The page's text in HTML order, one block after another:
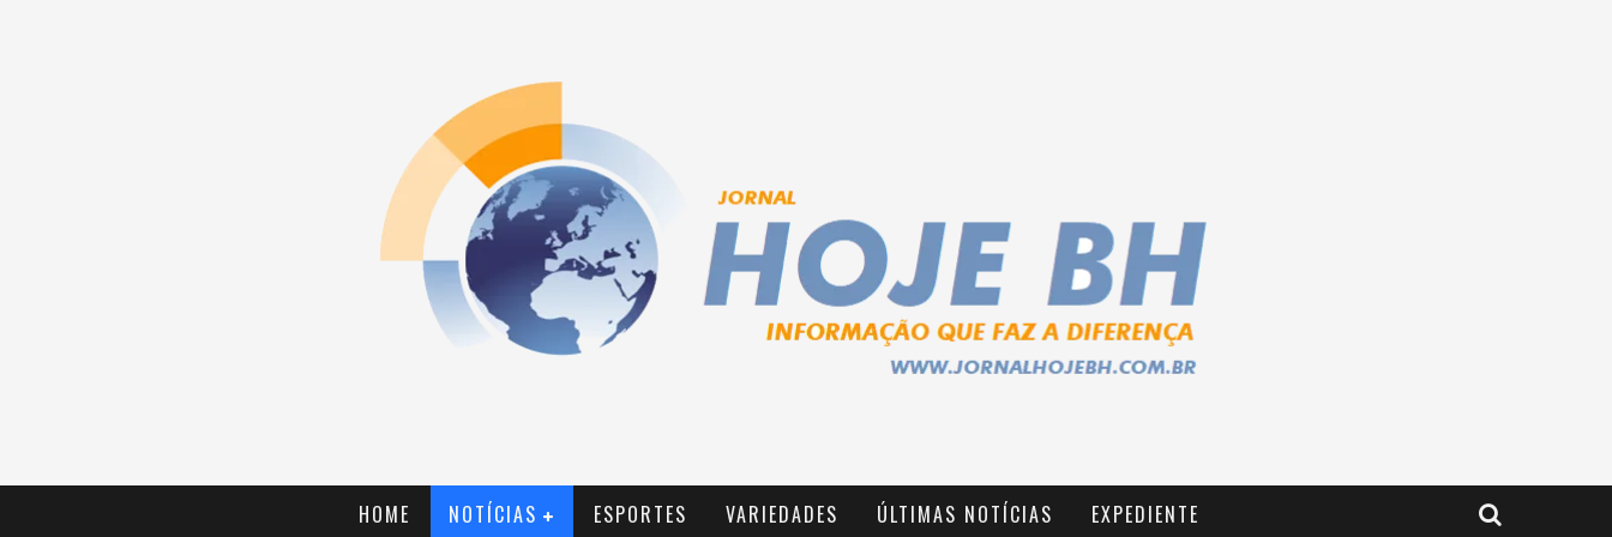
HOME NOTÍCIAS ESPORTES VARIEDADES ÚLTIMAS NOTÍCIAS EXPEDIENTE